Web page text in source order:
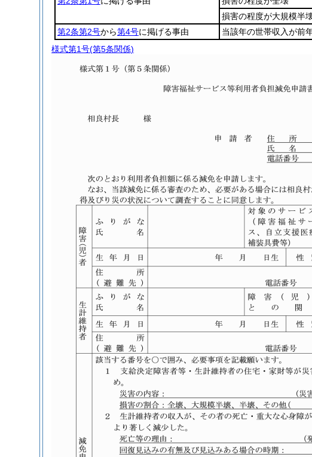
損害の程度が大規模半
第2条第2号から第4号に掲げる事由 当該年の世帯収入が前
様式第1号(第5条関係)